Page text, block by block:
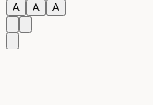
A A A